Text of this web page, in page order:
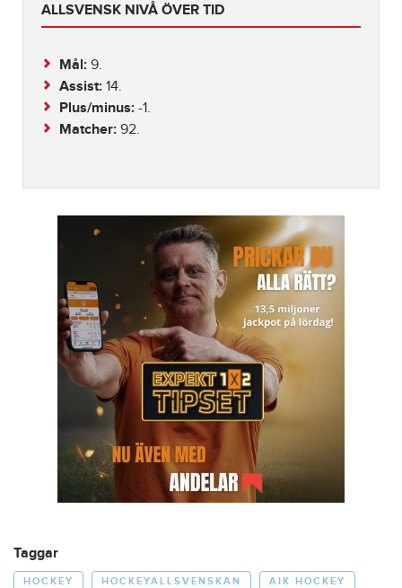
ALLSVENSK NIVÅ ÖVER TID
Mål: 9.
Assist: 14.
Plus/minus: -1.
Matcher: 92.
Taggar
HOCKEY HOCKEYALLSVENSKAN AIK HOCKEY